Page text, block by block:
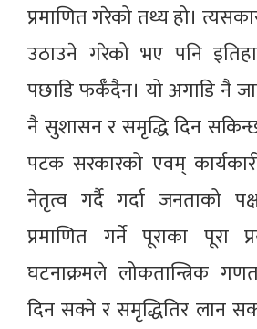
प्रमाणित गरेको तथ्य हो।
उठाउने गरेको भए पनि
पछाडि फर्कँदैन। यो अगाडि नै
नै सुशासन र समृद्धि दिन
पटक सरकारको एवम्
नेतृत्व गर्दै गर्दा जनताको
प्रमाणित गर्ने पूराका पूरा
घटनाक्रमले लोकतान्त्रिक
दिन सक्ने र समृद्धितिर लान